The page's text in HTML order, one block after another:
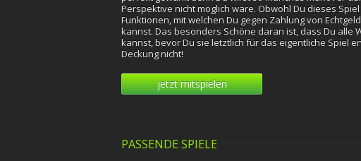
Perspektive nicht möglich wäre. Obwohl Du dieses
Funktionen, mit welchen Du gegen Zahlung von
kannst. Das besonders Schöne daran ist, dass Du
kannst, bevor Du sie letztlich für das eigentliche Spiel
Deckung nicht!
jetzt mitspielen
PASSENDE SPIELE